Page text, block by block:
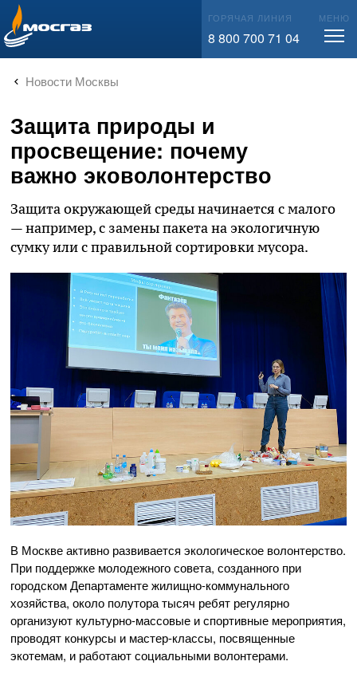
info@mos-gaz.ru ГОРЯЧАЯ ЛИНИЯ
8 800 700 71 04
МЕНЮ
Новости Москвы
Защита природы и
просвещение: почему
важно эковолонтерство
Защита окружающей среды начинается с малого
— например, с замены пакета на экологичную
сумку или с правильной сортировки мусора.
В Москве активно развивается экологическое волонтерство.
При поддержке молодежного совета, созданного при
городском Департаменте жилищно-коммунального
хозяйства, около полутора тысяч ребят регулярно
организуют культурно-массовые и спортивные мероприятия,
проводят конкурсы и мастер-классы, посвященные
экотемам, и работают социальными волонтерами.